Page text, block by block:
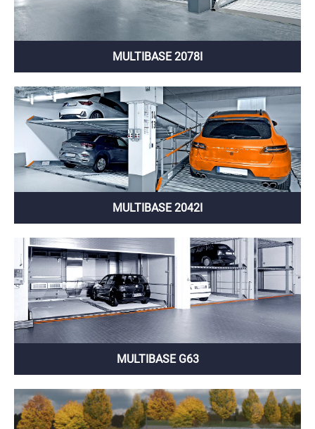
MULTIBASE 2078I
MULTIBASE 2042I
MULTIBASE G63